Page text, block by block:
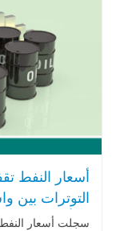
التوترات
بشأن مضيق
سجلت أسعار النفط